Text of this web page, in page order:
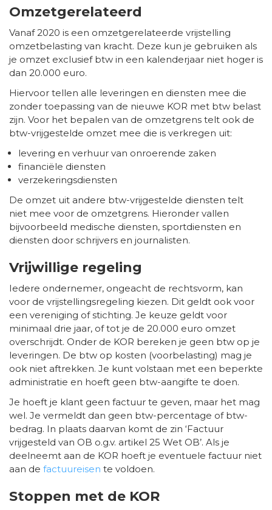
Omzetgerelateerd
Vanaf 2020 is een omzetgerelateerde vrijstelling
omzetbelasting van kracht. Deze kun je gebruiken als
je omzet exclusief btw in een kalenderjaar niet hoger is
dan 20.000 euro.
Hiervoor tellen alle leveringen en diensten mee die
zonder toepassing van de nieuwe KOR met btw belast
zijn. Voor het bepalen van de omzetgrens telt ook de
btw-vrijgestelde omzet mee die is verkregen uit:
levering en verhuur van onroerende zaken
financiële diensten
verzekeringsdiensten
De omzet uit andere btw-vrijgestelde diensten telt
niet mee voor de omzetgrens. Hieronder vallen
bijvoorbeeld medische diensten, sportdiensten en
diensten door schrijvers en journalisten.
Vrijwillige regeling
Iedere ondernemer, ongeacht de rechtsvorm, kan
voor de vrijstellingsregeling kiezen. Dit geldt ook voor
een vereniging of stichting. Je keuze geldt voor
minimaal drie jaar, of tot je de 20.000 euro omzet
overschrijdt. Onder de KOR bereken je geen btw op je
leveringen. De btw op kosten (voorbelasting) mag je
ook niet aftrekken. Je kunt volstaan met een beperkte
administratie en hoeft geen btw-aangifte te doen.
Je hoeft je klant geen factuur te geven, maar het mag
wel. Je vermeldt dan geen btw-percentage of btw-
bedrag. In plaats daarvan komt de zin ‘Factuur
vrijgesteld van OB o.g.v. artikel 25 Wet OB’. Als je
deelneemt aan de KOR hoeft je eventuele factuur niet
aan de factuureisen te voldoen.
Stoppen met de KOR